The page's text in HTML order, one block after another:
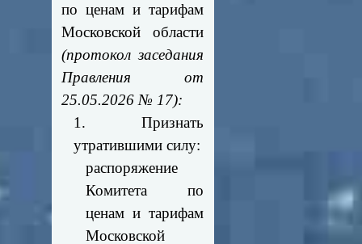
по ценам и тарифам
Московской области
(протокол заседания
Правления от
25.05.2026 № 17):
1. Признать
утратившими силу:
распоряжение
Комитета по
ценам и тарифам
Московской